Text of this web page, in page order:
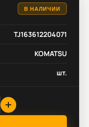
В НАЛИЧИИ
TJ163612204071
KOMATSU
шт.